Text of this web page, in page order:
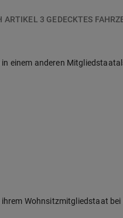
3 GEDECKTES
einem anderen
Wohnsitzmitgliedstaat